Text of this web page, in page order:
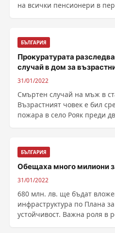
на всички пенсионери в
БЪЛГАРИЯ
Прокуратурата
случай в дом за
31/01/2022
Смъртен случай на мъж в
Възрастният човек е бил
пожара в село Рояк преди
БЪЛГАРИЯ
Обещаха много милиони
31/01/2022
680 млн. лв. ще бъдат
инфраструктура по Плана
устойчивост. Важна роля в